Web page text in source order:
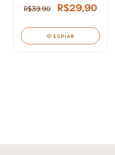
R$39,90 R$29,90
ESPIAR